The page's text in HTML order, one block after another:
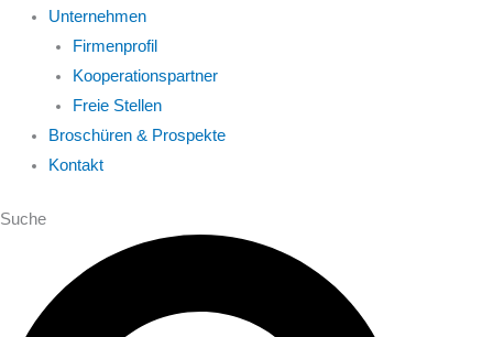
Unternehmen
Firmenprofil
Kooperationspartner
Freie Stellen
Broschüren & Prospekte
Kontakt
Suche